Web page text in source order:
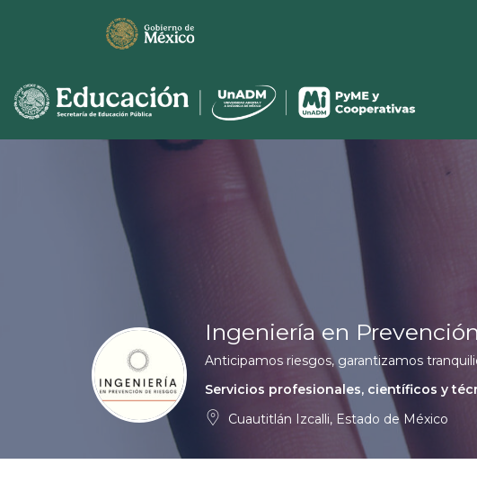
Ingeniería en
Anticipamos riesgos, garantizamos
Servicios profesionales, científicos y
Cuautitlán Izcalli, Estado de México